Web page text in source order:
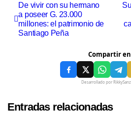
De vivir con su hermano
a poseer G. 23.000
millones: el patrimonio de
Santiago Peña
Compartir
Desarrollado por
Entradas relacionadas